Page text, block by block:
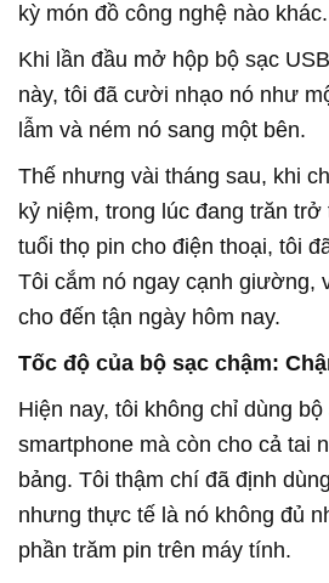
kỳ món đồ công nghệ nào khác.
Khi lần đầu mở hộp bộ sạc
này, tôi đã cười nhạo nó như
lẫm và ném nó sang một bên.
Thế nhưng vài tháng sau, khi
kỷ niệm, trong lúc đang trăn
tuổi thọ pin cho điện thoại, tôi
Tôi cắm nó ngay cạnh giường,
cho đến tận ngày hôm nay.
Tốc độ của bộ sạc chậm:
Hiện nay, tôi không chỉ dùng
smartphone mà còn cho cả tai
bảng. Tôi thậm chí đã định
nhưng thực tế là nó không đủ
phần trăm pin trên máy tính.